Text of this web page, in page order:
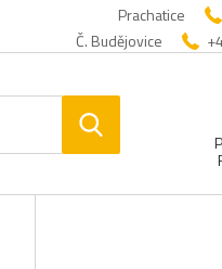
Prachatice
Č. Budějovice